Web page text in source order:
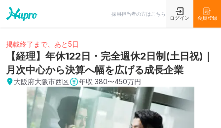
採用担当者の方はこちら
ログイン 会員登録
掲載終了まで、あと5日
【経理】年休122日・完全週休2日制(土日祝)｜
月次中心から決算へ幅を広げる成長企業
大阪府大阪市西区 年収 380〜450万円